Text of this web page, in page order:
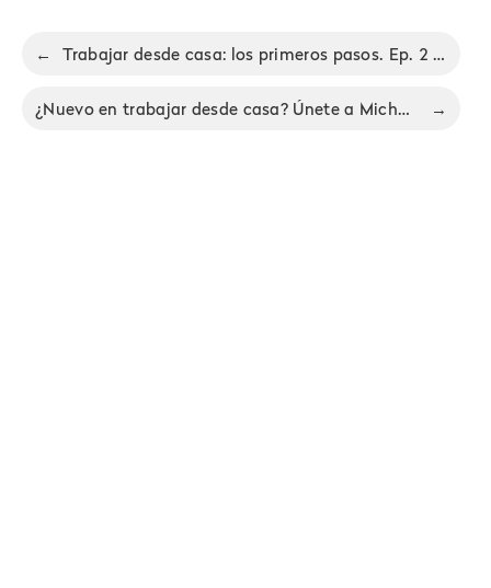
← Trabajar desde casa: los primeros pasos. Ep. 2 de las sesiones en directo de Michael sobre el trabajo remoto.
¿Nuevo en trabajar desde casa? Únete a Michael diariamente para una sesión de Preguntas y Respuestas en directo con consejos y trucos sobre el trabajo remoto. →